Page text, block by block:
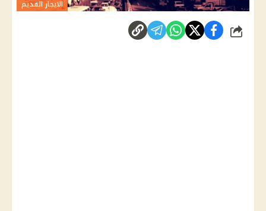
الايجار القديم
شارك